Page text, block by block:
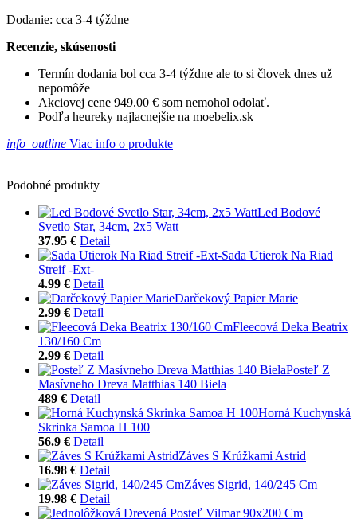
Dodanie: cca 3-4 týždne
Recenzie, skúsenosti
Termín dodania bol cca 3-4 týždne ale to si človek dnes už
nepomôže
Akciovej cene 949.00 € som nemohol odolať.
Podľa heureky najlacnejšie na moebelix.sk
info_outline Viac info o produkte
Podobné produkty
Led Bodové
Svetlo Star, 34cm, 2x5 Watt
37.95 € Detail
Sada Utierok Na Riad
Streif -Ext-
4.99 € Detail
Darčekový Papier Marie
2.99 € Detail
Fleecová Deka Beatrix
130/160 Cm
2.99 € Detail
Posteľ Z
Masívneho Dreva Matthias 140 Biela
489 € Detail
Horná Kuchynská
Skrinka Samoa H 100
56.9 € Detail
Záves S Krúžkami Astrid
16.98 € Detail
Záves Sigrid, 140/245 Cm
19.98 € Detail